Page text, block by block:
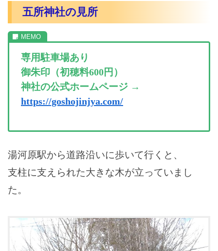
五所神社の見所
専用駐車場あり
御朱印（初穂料600円）
神社の公式ホームページ →
https://goshojinjya.com/
湯河原駅から道路沿いに歩いて行くと、
支柱に支えられた大きな木が立っていまし
た。